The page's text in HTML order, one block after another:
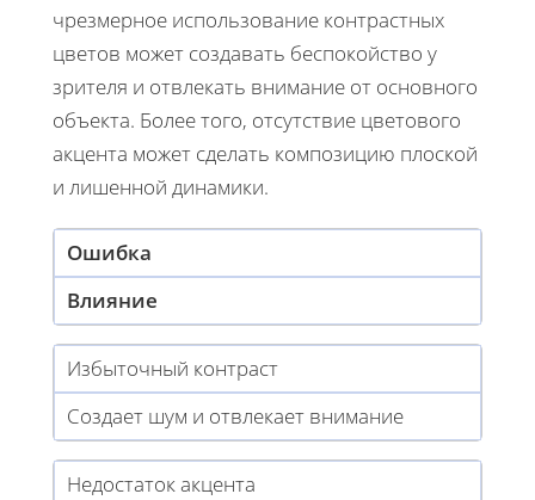
чрезмерное использование контрастных
цветов может создавать беспокойство у
зрителя и отвлекать внимание от основного
объекта. Более того, отсутствие цветового
акцента может сделать композицию плоской
и лишенной динамики.
Ошибка
Влияние
Избыточный контраст
Создает шум и отвлекает внимание
Недостаток акцента